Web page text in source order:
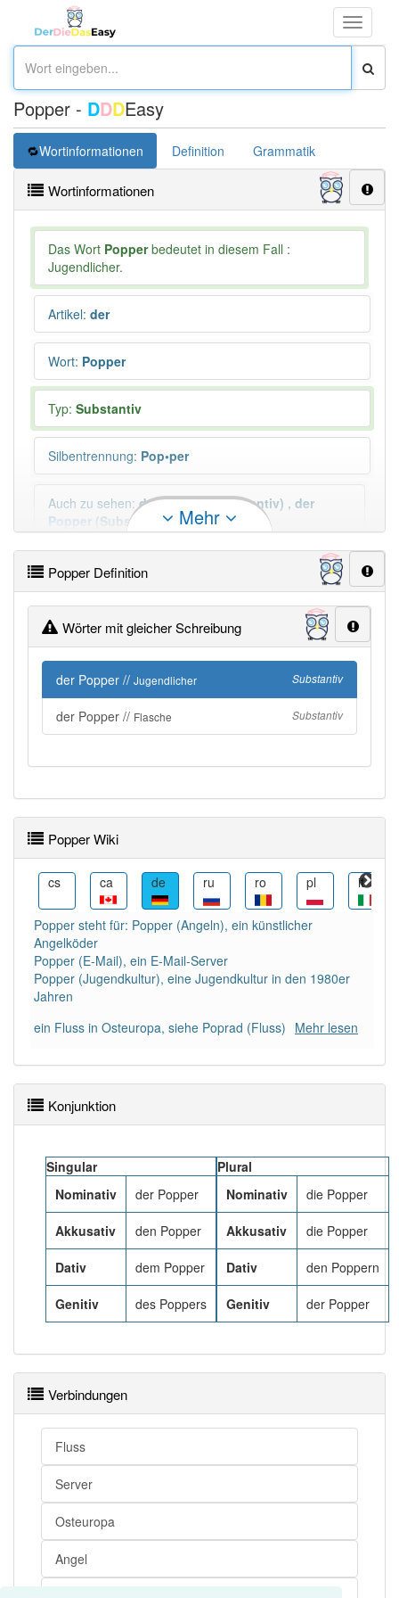
Toggle
Popper - DDDEasy
Wortinformationen Definition Grammatik
Wortinformationen
Das Wort Popperbedeutet in diesem Fall :
Jugendlicher.
Artikel: der
Wort: Popper
Typ: Substantiv
Silbentrennung: Pop•per
Auch zu sehen: derPopper(Substantiv) , der
Popper (Substantiv) Mehr
Plural:die Popper
Duden geprüft: Popper Duden
PowerIndex: 5
Häufigkeit: 4 von 10
Wörter mit Endung-popper: 2
Artikel
der: 0
80% unserer Spielapp-Nutzer haben den Artikel
korrekt erraten.
Mehr
Popper Definition
Wörter mit gleicher Schreibung
der Popper // Jugendlicher Substantiv
der Popper // Flasche Substantiv
Popper Wiki
cs ca de ru ro pl it
Popper steht für: Popper (Angeln), ein künstlicher
Angelköder
Popper (E-Mail), ein E-Mail-Server
Popper (Jugendkultur), eine Jugendkultur in den 1980er
Jahren
ein Fluss in Osteuropa, siehe Poprad (Fluss) Mehr lesen
Konjunktion
Singular
Nominativ
der Popper
Akkusativ den Popper
Dativ dem Popper
Genitiv des Poppers
Plural
Nominativ
die Popper
Akkusativ die Popper
Dativ den Poppern
Genitiv der Popper
Verbindungen
Fluss
Server
Osteuropa
Angel